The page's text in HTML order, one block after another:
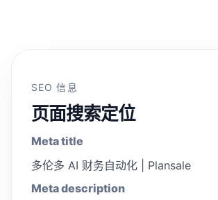
SEO 信息
页面搜索定位
Meta title
多伦多 AI 财务自动化 | Plansale
Meta description